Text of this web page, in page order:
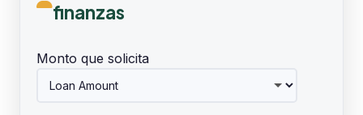
finanzas
Monto que solicita